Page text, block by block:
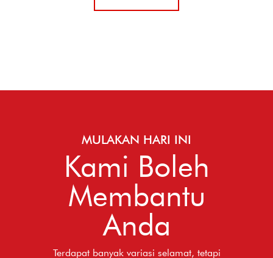
MULAKAN HARI INI
Kami Boleh
Membantu
Anda
Terdapat banyak variasi selamat, tetapi